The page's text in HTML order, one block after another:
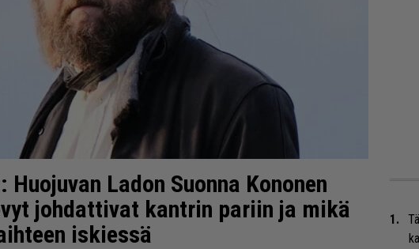
Ladon Suonna Kononen
johdattivat kantrin pariin ja mikä
iskiessä